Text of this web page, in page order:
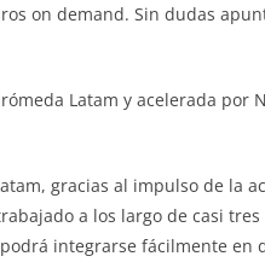
on demand. Sin dudas
Latam y acelerada
gracias al impulso de la
a los largo de casi
integrarse fácilmente en